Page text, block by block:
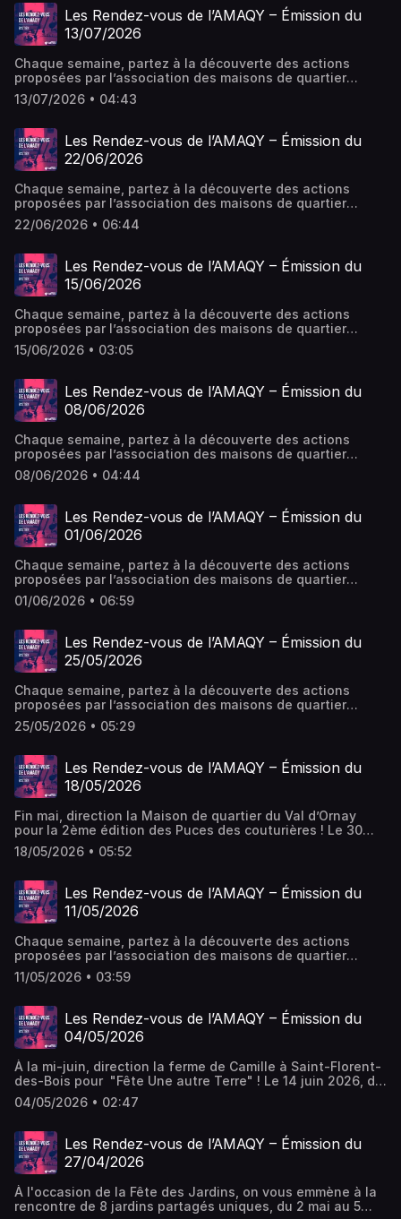
sur l'AMAQY : Site web : amaqy.fr/ Facebook
: facebook.com/maisonsdequartieryonnaise
Les Rendez-vous de l’AMAQY – Émission du
13/07/2026
Chaque semaine, partez à la découverte des actions
proposées par l’association des maisons de quartier
(AMAQY) dans les différents secteurs (enfance, jeunesse,
famille, vie de quartier) et domaines (culture, transition
sur l'AMAQY : Site web : amaqy.fr/ Facebook
: facebook.com/maisonsdequartieryonnaise
13/07/2026 • 04:43
Les Rendez-vous de l’AMAQY – Émission du
22/06/2026
Chaque semaine, partez à la découverte des actions
proposées par l’association des maisons de quartier
(AMAQY) dans les différents secteurs (enfance, jeunesse,
famille, vie de quartier) et domaines (culture, transition
sur l'AMAQY : Site web : amaqy.fr/ Facebook
: facebook.com/maisonsdequartieryonnaise
22/06/2026 • 06:44
Les Rendez-vous de l’AMAQY – Émission du
15/06/2026
Chaque semaine, partez à la découverte des actions
proposées par l’association des maisons de quartier
(AMAQY) dans les différents secteurs (enfance, jeunesse,
famille, vie de quartier) et domaines (culture, transition
sur l'AMAQY : Site web : amaqy.fr/ Facebook
: facebook.com/maisonsdequartieryonnaise
15/06/2026 • 03:05
Les Rendez-vous de l’AMAQY – Émission du
08/06/2026
Chaque semaine, partez à la découverte des actions
proposées par l’association des maisons de quartier
(AMAQY) dans les différents secteurs (enfance, jeunesse,
famille, vie de quartier) et domaines (culture, transition
sur l'AMAQY : Site web : amaqy.fr/ Facebook
: facebook.com/maisonsdequartieryonnaise
08/06/2026 • 04:44
Les Rendez-vous de l’AMAQY – Émission du
01/06/2026
Chaque semaine, partez à la découverte des actions
proposées par l’association des maisons de quartier
(AMAQY) dans les différents secteurs (enfance, jeunesse,
famille, vie de quartier) et domaines (culture, transition
sur l'AMAQY : Site web : amaqy.fr/ Facebook
: facebook.com/maisonsdequartieryonnaise
01/06/2026 • 06:59
Les Rendez-vous de l’AMAQY – Émission du
25/05/2026
Chaque semaine, partez à la découverte des actions
proposées par l’association des maisons de quartier
(AMAQY) dans les différents secteurs (enfance, jeunesse,
famille, vie de quartier) et domaines (culture, transition
sur l'AMAQY : Site web : amaqy.fr/ Facebook
: facebook.com/maisonsdequartieryonnaise
25/05/2026 • 05:29
Les Rendez-vous de l’AMAQY – Émission du
18/05/2026
Fin mai, direction la Maison de quartier du Val d’Ornay
pour la 2ème édition des Puces des couturières ! Le 30
mai, de 9h30 à 17h, venez vider vos placards ou dénicher
du matériel de couture et de loisirs créatifs à prix mini.
idéal pour échanger des conseils et partager votre
passion. Le + de cette année : Les jeunes de la Maison de
quartier s'occupent de tout côté gourmandise en tenant
l’AMAQY : Site web : amaqy.fr/ Facebook
: facebook.com/maisonsdequartieryonnaise
18/05/2026 • 05:52
Les Rendez-vous de l’AMAQY – Émission du
11/05/2026
Chaque semaine, partez à la découverte des actions
proposées par l’association des maisons de quartier
(AMAQY) dans les différents secteurs (enfance, jeunesse,
famille, vie de quartier) et domaines (culture, transition
sur l'AMAQY : Site web : amaqy.fr/ Facebook
: facebook.com/maisonsdequartieryonnaise
11/05/2026 • 03:59
Les Rendez-vous de l’AMAQY – Émission du
04/05/2026
À la mi-juin, direction la ferme de Camille à Saint-Florent-
des-Bois pour "Fête Une autre Terre" ! Le 14 juin 2026, de
9h à 18h, le collectif composé de 13 associations et
structures (dont l’AMAQY) vous invite à célébrer et
lien entre consommateurs et paysans, mais aussi
échanger, débattre et sensibiliser, le tout dans une
ambiance ultra-conviviale. Tout au long de cette journée
air et profiter d'un beau programme : Dès 9h : Un bon
petit-déjeuner, avec des produits locaux. Toute la journée
04/05/2026 • 02:47
Les Rendez-vous de l’AMAQY – Émission du
27/04/2026
À l'occasion de la Fête des Jardins, on vous emmène à la
rencontre de 8 jardins partagés uniques, du 2 mai au 5